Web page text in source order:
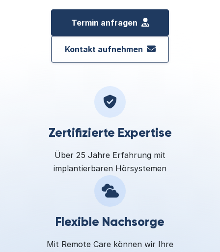
Termin anfragen
Kontakt aufnehmen
Zertifizierte Expertise
Über 25 Jahre Erfahrung mit
implantierbaren Hörsystemen
Flexible Nachsorge
Mit Remote Care können wir Ihre